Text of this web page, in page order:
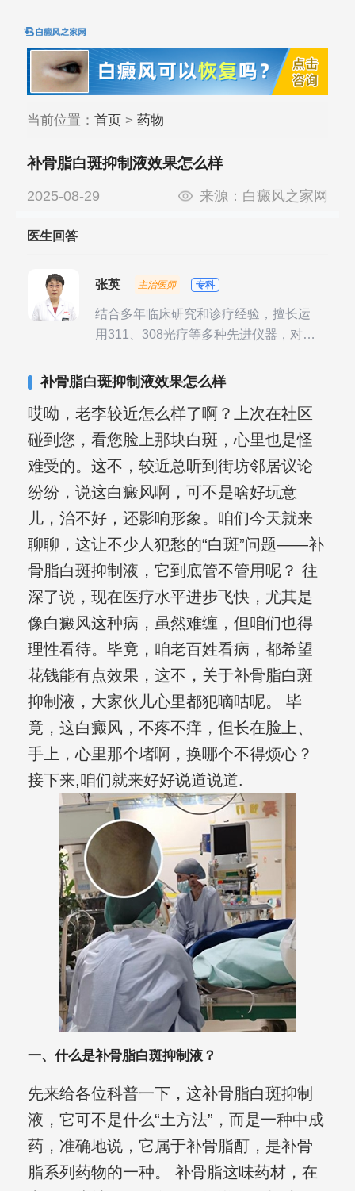
当前位置： 首页> 药物
补骨脂白斑抑制液效果怎么样
2025-08-29 来源： 白癜风之家网
医生回答
张英 主治医师 专科
结合多年临床研究和诊疗经验，擅长运
用311、308光疗等多种先进仪器，对不
其对女性银屑病、顽固性银屑病、全身
验。
补骨脂白斑抑制液效果怎么样
哎呦，老李较近怎么样了啊？上次在社区
碰到您，看您脸上那块白斑，心里也是怪
难受的。这不，较近总听到街坊邻居议论
纷纷，说这白癜风啊，可不是啥好玩意
儿，治不好，还影响形象。咱们今天就来
聊聊，这让不少人犯愁的“白斑”问题——补
骨脂白斑抑制液，它到底管不管用呢？ 往
深了说，现在医疗水平进步飞快，尤其是
像白癜风这种病，虽然难缠，但咱们也得
理性看待。毕竟，咱老百姓看病，都希望
花钱能有点效果，这不，关于补骨脂白斑
抑制液，大家伙儿心里都犯嘀咕呢。 毕
竟，这白癜风，不疼不痒，但长在脸上、
手上，心里那个堵啊，换哪个不得烦心？
接下来,咱们就来好好说道说道.
一、什么是补骨脂白斑抑制液？
先来给各位科普一下，这补骨脂白斑抑制
液，它可不是什么“土方法”，而是一种中成
药，准确地说，它属于补骨脂酊，是补骨
脂系列药物的一种。 补骨脂这味药材，在